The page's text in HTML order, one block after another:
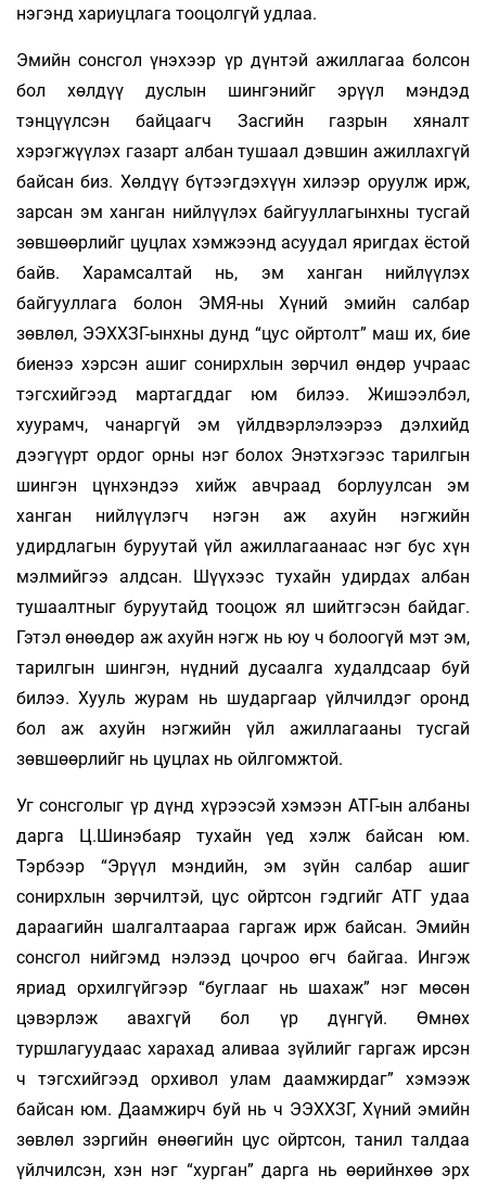
нэгэнд хариуцлага тооцолгүй удлаа.
Эмийн сонсгол үнэхээр үр дүнтэй ажиллагаа болсон
бол хөлдүү дуслын шингэнийг эрүүл мэндэд
тэнцүүлсэн байцаагч Засгийн газрын хяналт
хэрэгжүүлэх газарт албан тушаал дэвшин ажиллахгүй
байсан биз. Хөлдүү бүтээгдэхүүн хилээр оруулж ирж,
зарсан эм ханган нийлүүлэх байгууллагынхны тусгай
зөвшөөрлийг цуцлах хэмжээнд асуудал яригдах ёстой
байв. Харамсалтай нь, эм ханган нийлүүлэх
байгууллага болон ЭМЯ-ны Хүний эмийн салбар
зөвлөл, ЭЭХХЗГ-ынхны дунд “цус ойртолт” маш их, бие
биенээ хэрсэн ашиг сонирхлын зөрчил өндөр учраас
тэгсхийгээд мартагддаг юм билээ. Жишээлбэл,
хуурамч, чанаргүй эм үйлдвэрлэлээрээ дэлхийд
дээгүүрт ордог орны нэг болох Энэтхэгээс тарилгын
шингэн цүнхэндээ хийж авчраад борлуулсан эм
ханган нийлүүлэгч нэгэн аж ахуйн нэгжийн
удирдлагын буруутай үйл ажиллагаанаас нэг бус хүн
мэлмийгээ алдсан. Шүүхээс тухайн удирдах албан
тушаалтныг буруутайд тооцож ял шийтгэсэн байдаг.
Гэтэл өнөөдөр аж ахуйн нэгж нь юу ч болоогүй мэт эм,
тарилгын шингэн, нүдний дусаалга худалдсаар буй
билээ. Хууль журам нь шударгаар үйлчилдэг оронд
бол аж ахуйн нэгжийн үйл ажиллагааны тусгай
зөвшөөрлийг нь цуцлах нь ойлгомжтой.
Уг сонсголыг үр дүнд хүрээсэй хэмээн АТГ-ын албаны
дарга Ц.Шинэбаяр тухайн үед хэлж байсан юм.
Тэрбээр “Эрүүл мэндийн, эм зүйн салбар ашиг
сонирхлын зөрчилтэй, цус ойртсон гэдгийг АТГ удаа
дараагийн шалгалтаараа гаргаж ирж байсан. Эмийн
сонсгол нийгэмд нэлээд цочроо өгч байгаа. Ингэж
яриад орхилгүйгээр “буглааг нь шахаж” нэг мөсөн
цэвэрлэж авахгүй бол үр дүнгүй. Өмнөх
туршлагуудаас харахад аливаа зүйлийг гаргаж ирсэн
ч тэгсхийгээд орхивол улам даамжирдаг” хэмээж
байсан юм. Даамжирч буй нь ч ЭЭХХЗГ, Хүний эмийн
зөвлөл зэргийн өнөөгийн цус ойртсон, танил талдаа
үйлчилсэн, хэн нэг “хурган” дарга нь өөрийнхөө эрх